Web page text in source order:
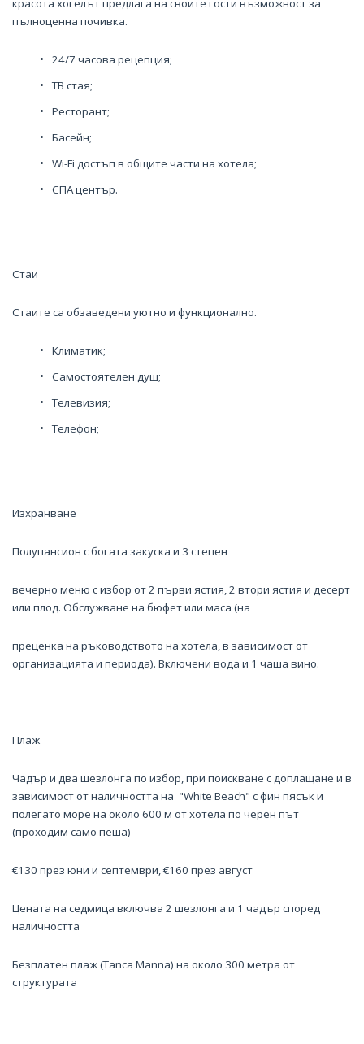
красота хогелът предлага на своите гости възможност за
пълноценна почивка.
24/7 часова рецепция;
ТВ стая;
Ресторант;
Басейн;
Wi-Fi достъп в общите части на хотела;
СПА център.
Стаи
Стаите са обзаведени уютно и функционално.
Климатик;
Самостоятелен душ;
Телевизия;
Телефон;
Изхранване
Полупансион с богата закуска и 3 степен
вечерно меню с избор от 2 първи ястия, 2 втори ястия и десерт
или плод. Обслужване на бюфет или маса (на
преценка на ръководството на хотела, в зависимост от
организацията и периода). Включени вода и 1 чаша вино.
Плаж
Чадър и два шезлонга по избор, при поискване с доплащане и в
зависимост от наличността на "White Beach" с фин пясък и
полегато море на около 600 м от хотела по черен път
(проходим само пеша)
€130 през юни и септември, €160 през август
Цената на седмица включва 2 шезлонга и 1 чадър според
наличността
Безплатен плаж (Tanca Manna) на около 300 метра от
структурата